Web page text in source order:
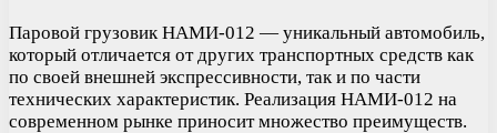
Паровой грузовик НАМИ-012 — уникальный автомобиль,
который отличается от других транспортных средств как
по своей внешней экспрессивности, так и по части
технических характеристик. Реализация НАМИ-012 на
современном рынке приносит множество преимуществ.